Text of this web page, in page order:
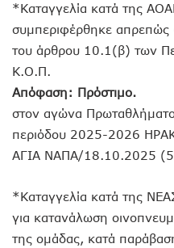
*Καταγγελία κατά της
συμπεριφέρθηκε
του άρθρου 10.1(β) των
Κ.Ο.Π.
Απόφαση: Πρόστιμο.
στον αγώνα
περιόδου 2025-2026
ΑΓΙΑ ΝΑΠΑ/18.10.2025
*Καταγγελία κατά της
για κατανάλωση
της ομάδας, κατά